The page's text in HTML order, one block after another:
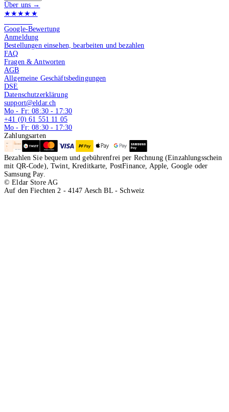
Über uns →
★★★★★
Google-Bewertung
Anmeldung
Bestellungen einsehen, bearbeiten und bezahlen
FAQ
Fragen & Antworten
AGB
Allgemeine Geschäftsbedingungen
DSE
Datenschutzerklärung
support@eldar.ch
Mo - Fr: 08:30 - 17:30
+41 (0) 61 551 11 05
Mo - Fr: 08:30 - 17:30
Zahlungsarten
Bezahlen Sie bequem und gebührenfrei per Rechnung (Einzahlungsschein
mit QR-Code), Twint, Kreditkarte, PostFinance, Apple, Google oder
Samsung Pay.
© Eldar Store AG
Auf den Fiechten 2 - 4147 Aesch BL - Schweiz